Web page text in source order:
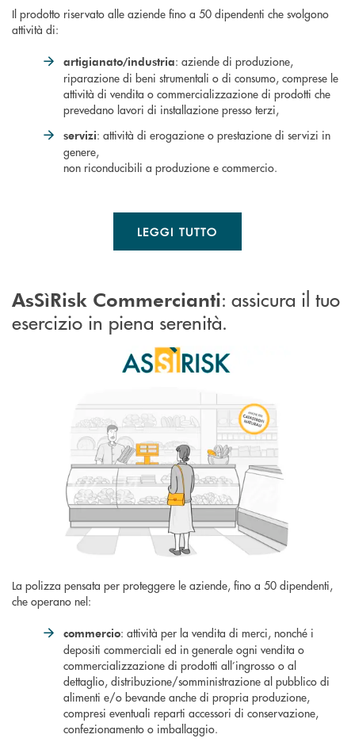
Il prodotto riservato alle aziende fino a 50 dipendenti che svolgono
attività di:
artigianato/industria: aziende di produzione,
riparazione di beni strumentali o di consumo, comprese le
attività di vendita o commercializzazione di prodotti che
prevedano lavori di installazione presso terzi,
servizi: attività di erogazione o prestazione di servizi in
genere,
non riconducibili a produzione e commercio.
LEGGI TUTTO
AsSìRisk Commercianti: assicura il tuo
esercizio in piena serenità.
La polizza pensata per proteggere le aziende, fino a 50 dipendenti,
che operano nel:
commercio: attività per la vendita di merci, nonché i
depositi commerciali ed in generale ogni vendita o
commercializzazione di prodotti all’ingrosso o al
dettaglio, distribuzione/somministrazione al pubblico di
alimenti e/o bevande anche di propria produzione,
compresi eventuali reparti accessori di conservazione,
confezionamento o imballaggio.